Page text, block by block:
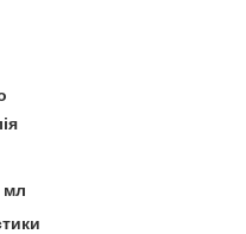
мл